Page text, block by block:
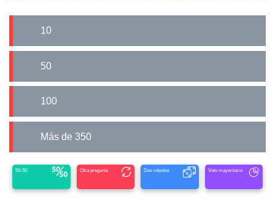
10
50
100
Más de 350
50-50 Otra pregunta Dos intentos Voto mayoritario